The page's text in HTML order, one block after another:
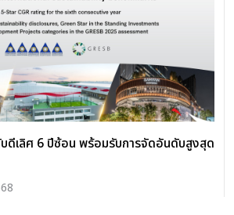
บดีเลิศ 6 ปีซ้อน พร้อมรับการจัดอันดับสูงสุด